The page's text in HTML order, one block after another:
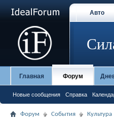
Авто
Главная Форум
Новые сообщения Справка
Форум События Культура